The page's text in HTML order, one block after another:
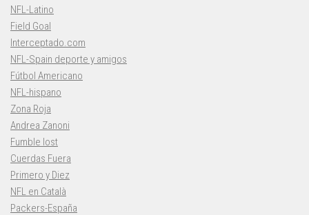
NFL-Latino
Field Goal
Interceptado.com
NFL-Spain deporte y amigos
Fútbol Americano
NFL-hispano
Zona Roja
Andrea Zanoni
Fumble lost
Cuerdas Fuera
Primero y Diez
NFL en Català
Packers-España